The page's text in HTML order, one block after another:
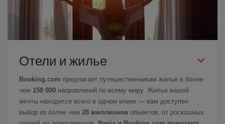
Отели и жилье
Booking.com предлагает путешественникам жилье в более
чем 158 000 направлений по всему миру. Жилье вашей
мечты находится всего в одном клике — вам доступен
выбор из более чем 28 миллионов объектов, от роскошных